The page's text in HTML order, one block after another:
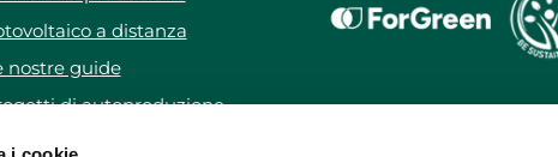
a distanza
nostre guide
di autoproduzione
WeForYou